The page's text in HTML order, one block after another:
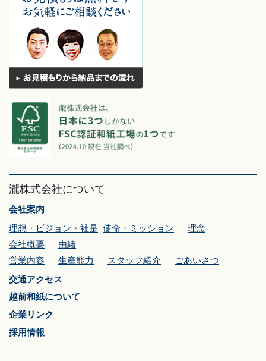
瀧株式会社について
会社案内
理想・ビジョン・社是 使命・ミッション
理念
会社概要
由緒
営業内容
生産能力 スタッフ紹介
ごあいさつ
交通アクセス
越前和紙について
企業リンク
採用情報